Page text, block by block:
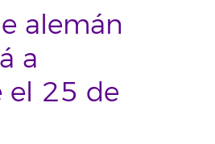
alemán
a
el 25 de